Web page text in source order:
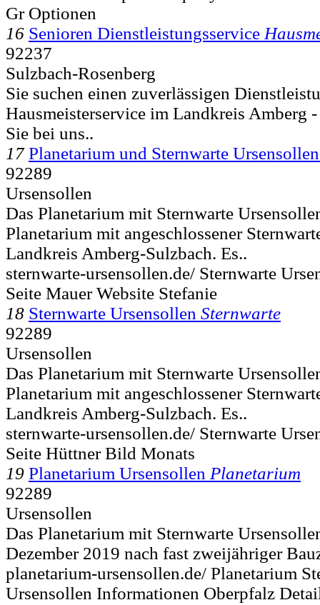
Gr Optionen
16 Senioren Dienstleistungsservice
92237
Sulzbach-Rosenberg
Sie suchen einen zuverlässigen
Hausmeisterservice im Landkreis Amberg
Sie bei uns..
17 Planetarium und Sternwarte Ursensollen
92289
Ursensollen
Das Planetarium mit Sternwarte
Planetarium mit angeschlossener
Landkreis Amberg-Sulzbach. Es..
sternwarte-ursensollen.de/ Sternwarte
Seite Mauer Website Stefanie
18 Sternwarte Ursensollen Sternwarte
92289
Ursensollen
Das Planetarium mit Sternwarte
Planetarium mit angeschlossener
Landkreis Amberg-Sulzbach. Es..
sternwarte-ursensollen.de/ Sternwarte
Seite Hüttner Bild Monats
19 Planetarium Ursensollen Planetarium
92289
Ursensollen
Das Planetarium mit Sternwarte
Dezember 2019 nach fast zweijähriger
planetarium-ursensollen.de/ Planetarium
Ursensollen Informationen Oberpfalz